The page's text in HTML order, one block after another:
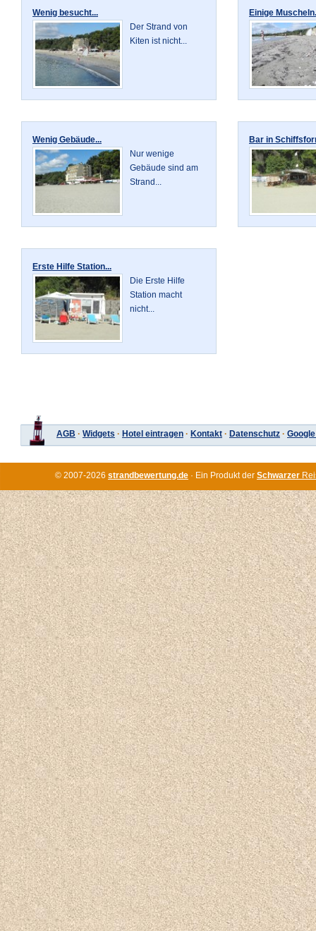
Wenig besucht...
Der Strand von
Kiten ist nicht...
Einige
Wenig Gebäude...
Nur wenige
Gebäude sind am
Strand...
Bar in
Erste Hilfe Station...
Die Erste Hilfe
Station macht
nicht...
AGB · Widgets · Hotel eintragen · Kontakt · Datenschutz ·
© 2007-2026 strandbewertung.de · Ein Produkt der Schwarzer